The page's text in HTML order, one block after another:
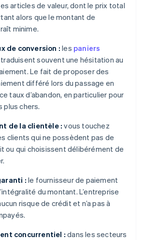
articles de valeur, dont le prix total
alors que le montant de
minime.
de conversion :les paniers
traduisent souvent une hésitation au
Le fait de proposer des
différé lors du passage en
taux d’abandon, en particulier pour
plus chers.
de la clientèle : vous touchez
clients qui ne possèdent pas de
ou qui choisissent délibérément de
: le fournisseur de paiement
du montant. L’entreprise
risque de crédit et n’a pas à
concurrentiel :dans les secteurs